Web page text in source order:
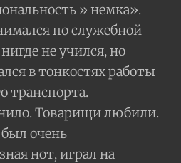
» немка».
по служебной
не учился, но
в тонкостях работы
транспорта.
Товарищи любили.
был очень
нот, играл на